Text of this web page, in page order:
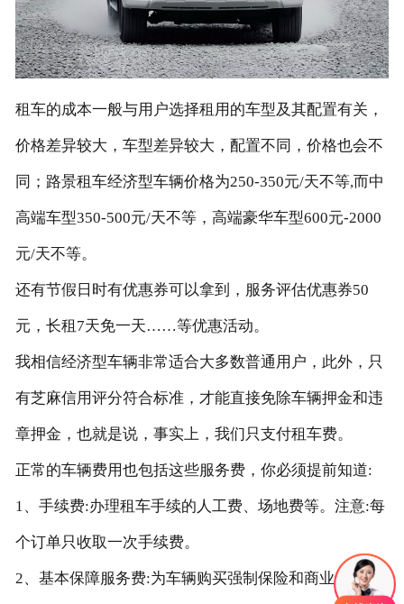
租车的成本一般与用户选择租用的车型及其配置有关，
价格差异较大，车型差异较大，配置不同，价格也会不
同；路景租车经济型车辆价格为250-350元/天不等,而中
高端车型350-500元/天不等，高端豪华车型600元-2000
元/天不等。
还有节假日时有优惠券可以拿到，服务评估优惠券50
元，长租7天免一天……等优惠活动。
我相信经济型车辆非常适合大多数普通用户，此外，只
有芝麻信用评分符合标准，才能直接免除车辆押金和违
章押金，也就是说，事实上，我们只支付租车费。
正常的车辆费用也包括这些服务费，你必须提前知道:
1、手续费:办理租车手续的人工费、场地费等。注意:每
个订单只收取一次手续费。
2、基本保障服务费:为车辆购买强制保险和商业保险，